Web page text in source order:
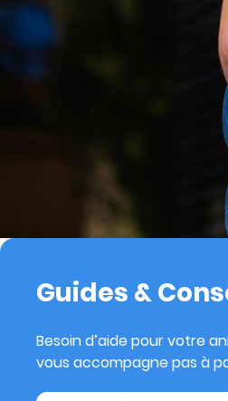
Guides &
Besoin d’aide pour votre
vous accompagne pas à